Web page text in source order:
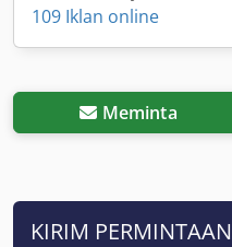
109 Iklan online
Meminta
KIRIM PERMINTAAN